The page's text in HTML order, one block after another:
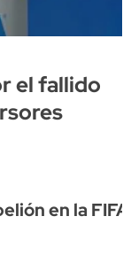
el fallido
en la